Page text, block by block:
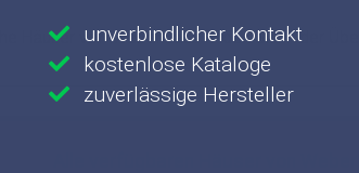
unverbindlicher Kontakt
kostenlose Kataloge
zuverlässige Hersteller
Häuser von WeberHaus finden Sie in der